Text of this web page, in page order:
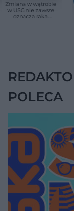
Zmiana w wątrobie
w USG nie zawsze
oznacza raka.
POLECA